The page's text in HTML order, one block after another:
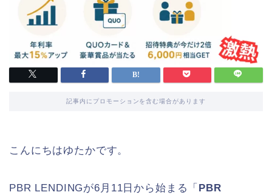
記事内にプロモーションを含む場合があります
こんにちはゆたかです。
PBR LENDINGが6月11日から始まる「 PBR